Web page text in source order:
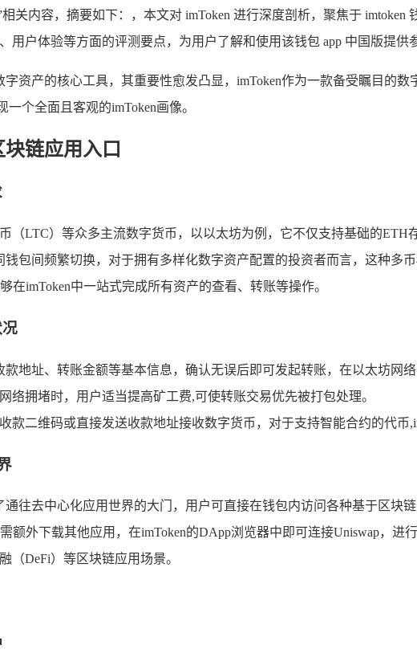
相关内容，摘要如下：，本文对 imToken 进行深度剖析，聚焦于
户体验等方面的评测要点，为用户了解和使用该钱包 app 中国版提供
资产的核心工具，其重要性愈发凸显，imToken作为一款备受瞩目的
个全面且客观的imToken画像。
链应用入口
（LTC）等众多主流数字货币，以以太坊为例，它不仅支持基础的ETH
包间频繁切换，对于拥有多样化数字资产配置的投资者而言，这种多
在imToken中一站式完成所有资产的查看、转账等操作。
地址、转账金额等基本信息，确认无误后即可发起转账，在以太坊网
拥堵时，用户适当提高矿工费,可使转账交易优先被打包处理。
款二维码或直接发送收款地址接收数字货币，对于支持智能合约的代币
往去中心化应用世界的大门，用户可直接在钱包内访问各种基于区块
额外下载其他应用，在imToken的DApp浏览器中即可连接Uniswap，进
（DeFi）等区块链应用场景。